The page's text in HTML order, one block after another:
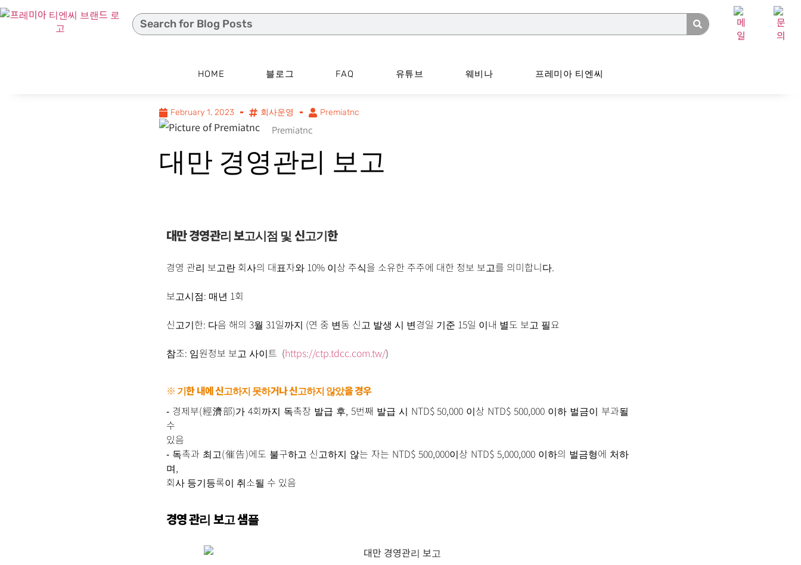
HOME 블로그 FAQ 유튜브 웨비나 프레미아 티엔씨
February 1, 2023 회사운영 Premiatnc
Premiatnc
대만 경영관리 보고
대만 경영관리 보고시점 및 신고기한
경영 관리 보고란 회사의 대표자와 10% 이상 주식을 소유한 주주에 대한 정보 보고를 의미합니다.
보고시점: 매년 1회
신고기한: 다음 해의 3월 31일까지 (연 중 변동 신고 발생 시 변경일 기준 15일 이내 별도 보고 필요
참조: 임원정보 보고 사이트 (https://ctp.tdcc.com.tw/)
※ 기한 내에 신고하지 못하거나 신고하지 않았을 경우
‐ 경제부(經濟部)가 4회까지 독촉장 발급 후, 5번째 발급 시 NTD$ 50,000 이상 NTD$ 500,000 이하 벌금이 부과될
수
있음
‐ 독촉과 최고(催告)에도 불구하고 신고하지 않는 자는 NTD$ 500,000이상 NTD$ 5,000,000 이하의 벌금형에 처하
며,
회사 등기등록이 취소될 수 있음
경영 관리 보고 샘플